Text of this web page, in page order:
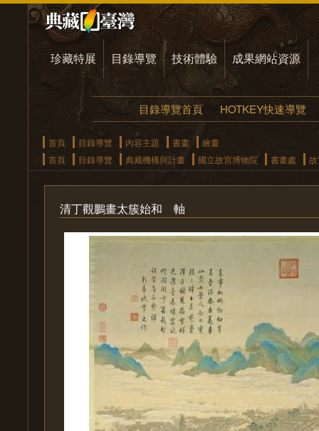
珍藏特展 目錄導覽 技術體驗 成果網站資源
目錄導覽首頁 HOTKEY快速導覽
首頁 目錄導覽 內容主題 書畫
繪畫
首頁
目錄導覽 典藏機構與計畫 國立故宮博物院 書畫處
清丁觀鵬畫太簇始和 軸